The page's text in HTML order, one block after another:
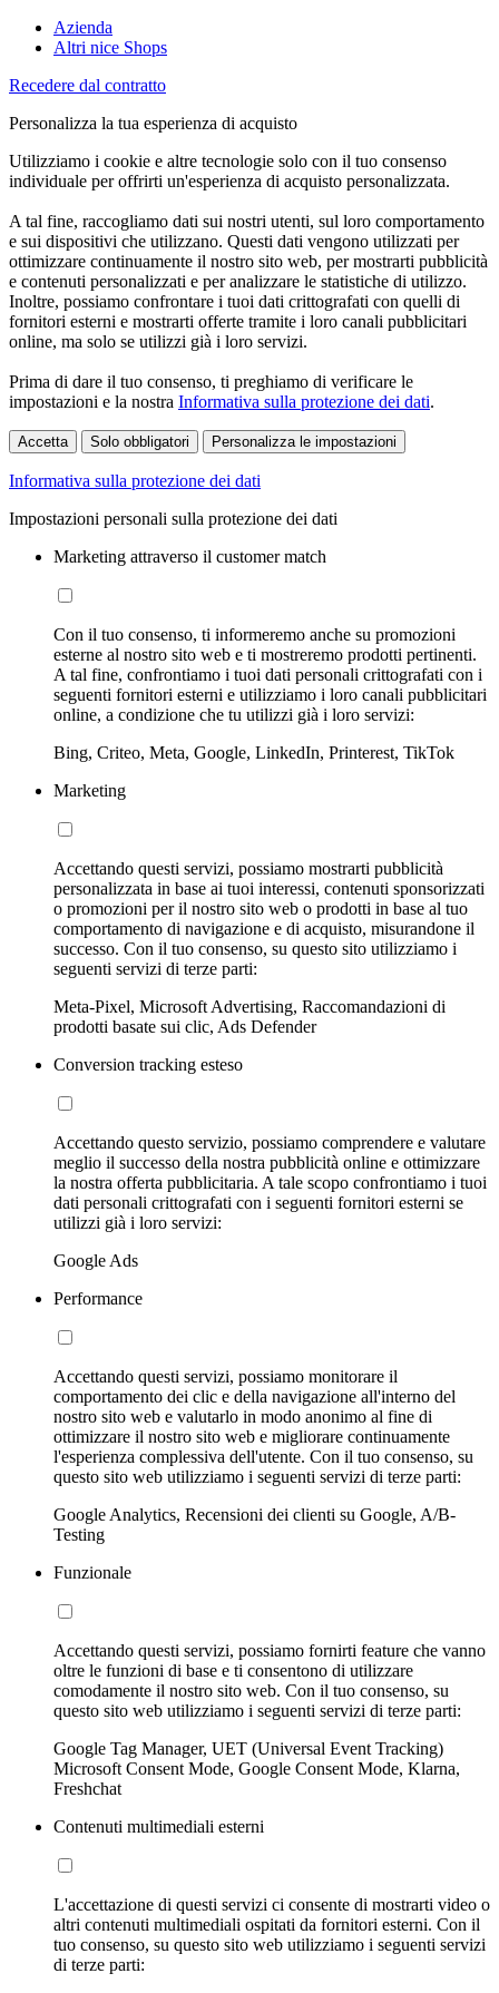
Azienda
Altri nice Shops
Recedere dal contratto
Personalizza la tua esperienza di acquisto
Utilizziamo i cookie e altre tecnologie solo con il tuo consenso
individuale per offrirti un'esperienza di acquisto personalizzata.
A tal fine, raccogliamo dati sui nostri utenti, sul loro comportamento
e sui dispositivi che utilizzano. Questi dati vengono utilizzati per
ottimizzare continuamente il nostro sito web, per mostrarti pubblicità
e contenuti personalizzati e per analizzare le statistiche di utilizzo.
Inoltre, possiamo confrontare i tuoi dati crittografati con quelli di
fornitori esterni e mostrarti offerte tramite i loro canali pubblicitari
online, ma solo se utilizzi già i loro servizi.
Prima di dare il tuo consenso, ti preghiamo di verificare le
impostazioni e la nostra Informativa sulla protezione dei dati.
Accetta Solo obbligatori Personalizza le impostazioni
Informativa sulla protezione dei dati
Impostazioni personali sulla protezione dei dati
Marketing attraverso il customer match
Con il tuo consenso, ti informeremo anche su promozioni
esterne al nostro sito web e ti mostreremo prodotti pertinenti.
A tal fine, confrontiamo i tuoi dati personali crittografati con i
seguenti fornitori esterni e utilizziamo i loro canali pubblicitari
online, a condizione che tu utilizzi già i loro servizi:
Bing, Criteo, Meta, Google, LinkedIn, Printerest, TikTok
Marketing
Accettando questi servizi, possiamo mostrarti pubblicità
personalizzata in base ai tuoi interessi, contenuti sponsorizzati
o promozioni per il nostro sito web o prodotti in base al tuo
comportamento di navigazione e di acquisto, misurandone il
successo. Con il tuo consenso, su questo sito utilizziamo i
seguenti servizi di terze parti:
Meta-Pixel, Microsoft Advertising, Raccomandazioni di
prodotti basate sui clic, Ads Defender
Conversion tracking esteso
Accettando questo servizio, possiamo comprendere e valutare
meglio il successo della nostra pubblicità online e ottimizzare
la nostra offerta pubblicitaria. A tale scopo confrontiamo i tuoi
dati personali crittografati con i seguenti fornitori esterni se
utilizzi già i loro servizi:
Google Ads
Performance
Accettando questi servizi, possiamo monitorare il
comportamento dei clic e della navigazione all'interno del
nostro sito web e valutarlo in modo anonimo al fine di
ottimizzare il nostro sito web e migliorare continuamente
l'esperienza complessiva dell'utente. Con il tuo consenso, su
questo sito web utilizziamo i seguenti servizi di terze parti:
Google Analytics, Recensioni dei clienti su Google, A/B-
Testing
Funzionale
Accettando questi servizi, possiamo fornirti feature che vanno
oltre le funzioni di base e ti consentono di utilizzare
comodamente il nostro sito web. Con il tuo consenso, su
questo sito web utilizziamo i seguenti servizi di terze parti:
Google Tag Manager, UET (Universal Event Tracking)
Microsoft Consent Mode, Google Consent Mode, Klarna,
Freshchat
Contenuti multimediali esterni
L'accettazione di questi servizi ci consente di mostrarti video o
altri contenuti multimediali ospitati da fornitori esterni. Con il
tuo consenso, su questo sito web utilizziamo i seguenti servizi
di terze parti: